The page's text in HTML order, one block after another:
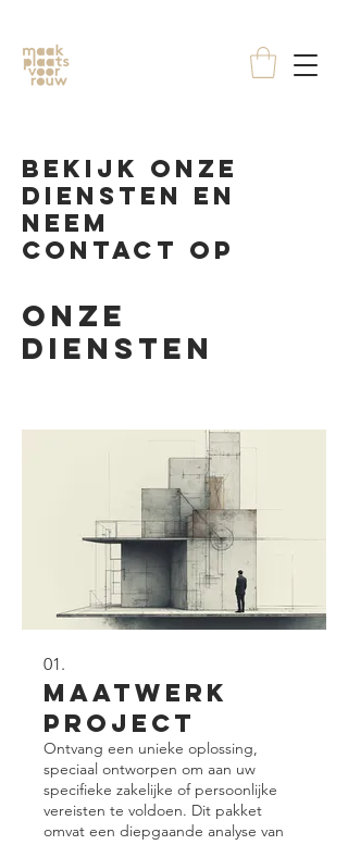
Bekijk onze
diensten en
neem
contact op
Onze
diensten
01.
Maatwerk
Project
Ontvang een unieke oplossing,
speciaal ontworpen om aan uw
specifieke zakelijke of persoonlijke
vereisten te voldoen. Dit pakket
omvat een diepgaande analyse van